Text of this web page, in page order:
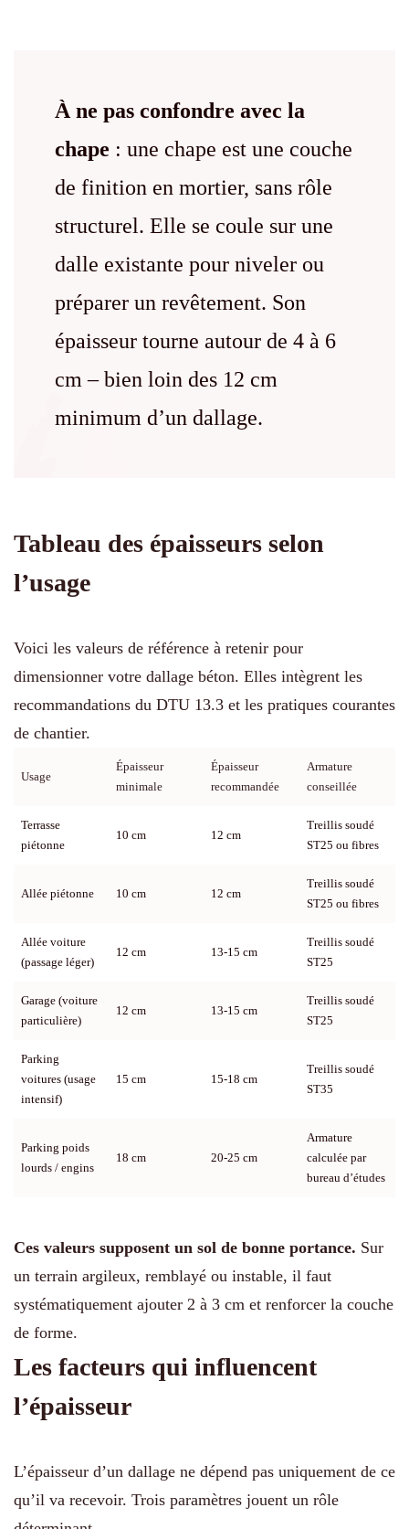
À ne pas confondre avec la
chape : une chape est une couche
de finition en mortier, sans rôle
structurel. Elle se coule sur une
dalle existante pour niveler ou
préparer un revêtement. Son
épaisseur tourne autour de 4 à 6
cm – bien loin des 12 cm
minimum d’un dallage.
Tableau des épaisseurs selon
l’usage
Voici les valeurs de référence à retenir pour
dimensionner votre dallage béton. Elles intègrent les
recommandations du DTU 13.3 et les pratiques courantes
de chantier.
Usage
Épaisseur
minimale
Épaisseur
recommandée
Armature
conseillée
Terrasse
piétonne
10 cm 12 cm
Treillis soudé
ST25 ou fibres
Allée piétonne 10 cm 12 cm
Treillis soudé
ST25 ou fibres
Allée voiture
(passage léger)
12 cm 13-15 cm
Treillis soudé
ST25
Garage (voiture
particulière)
12 cm 13-15 cm
Treillis soudé
ST25
Parking
voitures (usage
intensif)
15 cm 15-18 cm
Treillis soudé
ST35
Parking poids
lourds / engins
18 cm 20-25 cm
Armature
calculée par
bureau d’études
Ces valeurs supposent un sol de bonne portance. Sur
un terrain argileux, remblayé ou instable, il faut
systématiquement ajouter 2 à 3 cm et renforcer la couche
de forme.
Les facteurs qui influencent
l’épaisseur
L’épaisseur d’un dallage ne dépend pas uniquement de ce
qu’il va recevoir. Trois paramètres jouent un rôle